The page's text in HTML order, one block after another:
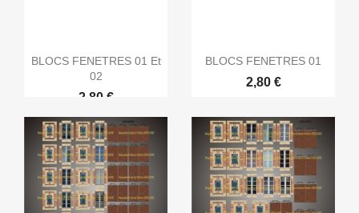
BLOCS FENETRES 01 Et
02
2,80 €
BLOCS FENETRES 01
2,80 €